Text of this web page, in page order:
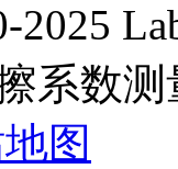
2025
系数
图